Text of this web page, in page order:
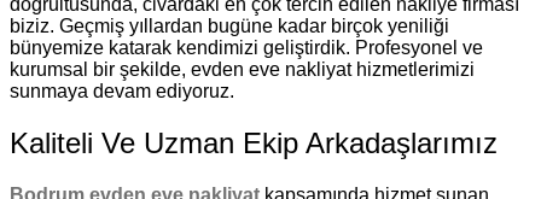
doğrultusunda, civardaki en çok tercih edilen nakliye firması
biziz. Geçmiş yıllardan bugüne kadar birçok yeniliği
bünyemize katarak kendimizi geliştirdik. Profesyonel ve
kurumsal bir şekilde, evden eve nakliyat hizmetlerimizi
sunmaya devam ediyoruz.
Kaliteli Ve Uzman Ekip Arkadaşlarımız
Bodrum evden eve nakliyat kapsamında hizmet sunan